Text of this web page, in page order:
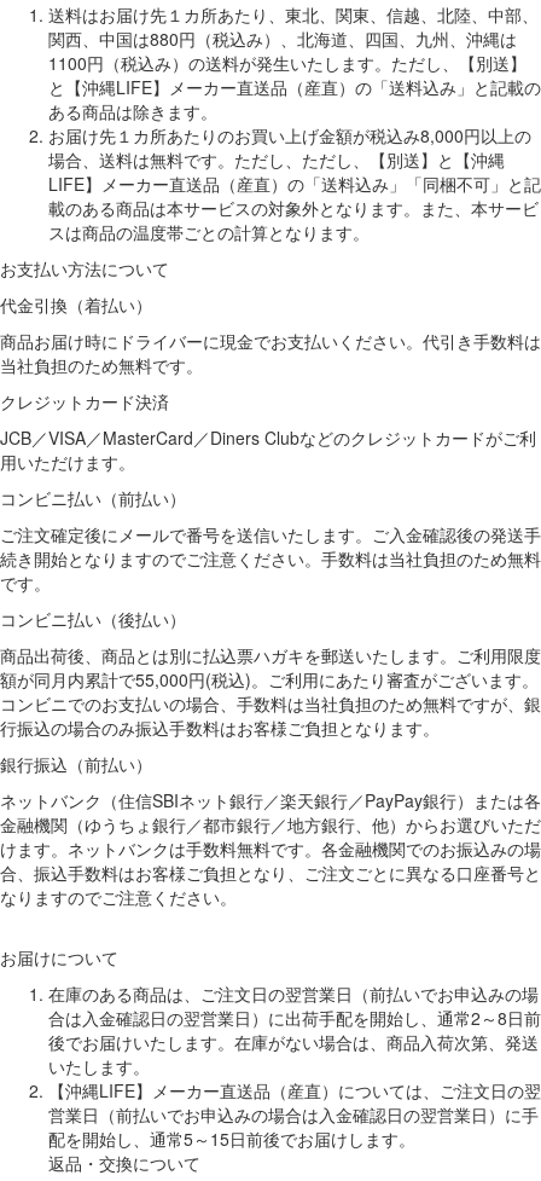
送料はお届け先１カ所あたり、東北、関東、信越、北陸、中部、
関西、中国は880円（税込み）、北海道、四国、九州、沖縄は
1100円（税込み）の送料が発生いたします。ただし、【別送】
と【沖縄LIFE】メーカー直送品（産直）の「送料込み」と記載の
ある商品は除きます。
お届け先１カ所あたりのお買い上げ金額が税込み8,000円以上の
場合、送料は無料です。ただし、ただし、【別送】と【沖縄
LIFE】メーカー直送品（産直）の「送料込み」「同梱不可」と記
載のある商品は本サービスの対象外となります。また、本サービ
スは商品の温度帯ごとの計算となります。
お支払い方法について
代金引換（着払い）
商品お届け時にドライバーに現金でお支払いください。代引き手数料は
当社負担のため無料です。
クレジットカード決済
JCB／VISA／MasterCard／Diners Clubなどのクレジットカードがご利
用いただけます。
コンビニ払い（前払い）
ご注文確定後にメールで番号を送信いたします。ご入金確認後の発送手
続き開始となりますのでご注意ください。手数料は当社負担のため無料
です。
コンビニ払い（後払い）
商品出荷後、商品とは別に払込票ハガキを郵送いたします。ご利用限度
額が同月内累計で55,000円(税込)。ご利用にあたり審査がございます。
コンビニでのお支払いの場合、手数料は当社負担のため無料ですが、銀
行振込の場合のみ振込手数料はお客様ご負担となります。
銀行振込（前払い）
ネットバンク（住信SBIネット銀行／楽天銀行／PayPay銀行）または各
金融機関（ゆうちょ銀行／都市銀行／地方銀行、他）からお選びいただ
けます。ネットバンクは手数料無料です。各金融機関でのお振込みの場
合、振込手数料はお客様ご負担となり、ご注文ごとに異なる口座番号と
なりますのでご注意ください。
お届けについて
在庫のある商品は、ご注文日の翌営業日（前払いでお申込みの場
合は入金確認日の翌営業日）に出荷手配を開始し、通常2～8日前
後でお届けいたします。在庫がない場合は、商品入荷次第、発送
いたします。
【沖縄LIFE】メーカー直送品（産直）については、ご注文日の翌
営業日（前払いでお申込みの場合は入金確認日の翌営業日）に手
配を開始し、通常5～15日前後でお届けします。
返品・交換について